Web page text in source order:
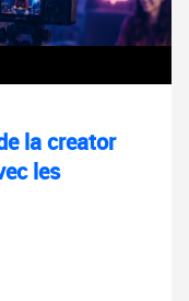
la creator
les